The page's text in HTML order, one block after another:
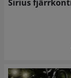
Sirius